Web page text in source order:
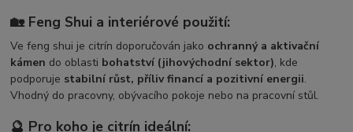
🏡 Feng Shui a interiérové použití:
Ve feng shui je citrín doporučován jako ochranný a aktivační
kámen do oblasti bohatství (jihovýchodní sektor), kde
podporuje stabilní růst, příliv financí a pozitivní energii.
Vhodný do pracovny, obývacího pokoje nebo na pracovní stůl.
🔮 Pro koho je citrín ideální: